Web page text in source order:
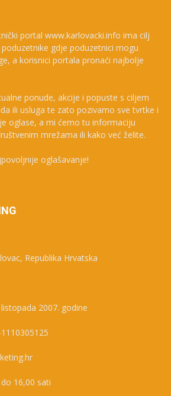
portal www.karlovacki.info ima cilj
gdje poduzetnici mogu
a korisnici portala pronaći najbolje
ponude, akcije i popuste s ciljem
ili usluga te zato pozivamo sve tvrtke i
oglase, a mi ćemo tu informaciju
mrežama ili kako već želite.
oglašavanje!
Republika Hrvatska
2007. godine
16,00 sati